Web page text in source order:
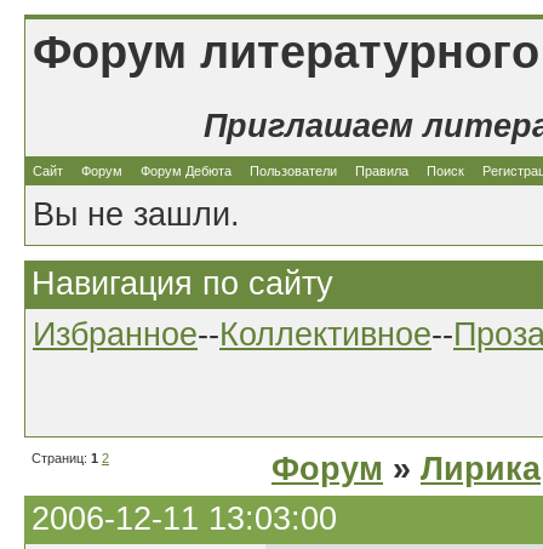
Форум
Приглашаем
Сайт Форум Форум Дебюта Пользователи Правила Поиск
Вы не зашли.
Навигация по сайту
Избранное--Коллективное--
Страниц: 1 2 Форум » Лирика
2006-12-11 13:03:00